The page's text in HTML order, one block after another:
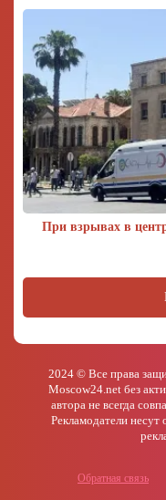
При взрывах в
2024 © Все права
Moscow24.net без
автора не всегда
Рекламодатели несут
Обратная связь